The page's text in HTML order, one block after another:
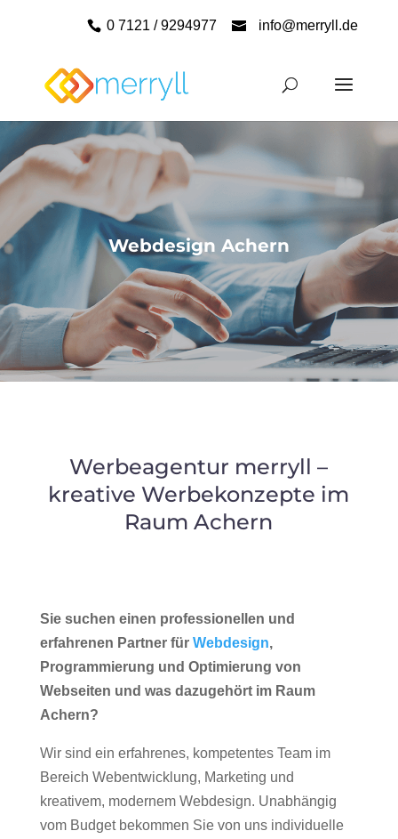
0 7121 / 9294977 info@merryll.de
Webdesign Achern
Werbeagentur merryll –
kreative Werbekonzepte im
Raum Achern
Sie suchen einen professionellen und
erfahrenen Partner für Webdesign,
Programmierung und Optimierung von
Webseiten und was dazugehört im Raum
Achern?
Wir sind ein erfahrenes, kompetentes Team im
Bereich Webentwicklung, Marketing und
kreativem, modernem Webdesign. Unabhängig
vom Budget bekommen Sie von uns individuelle